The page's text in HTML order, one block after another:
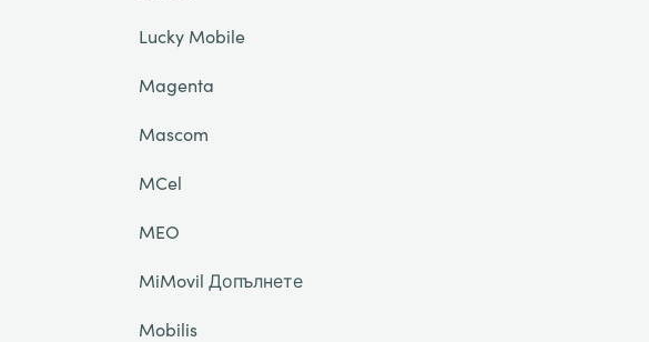
Lucky Mobile
Magenta
Mascom
MCel
MEO
MiMovil Допълнете
Mobilis